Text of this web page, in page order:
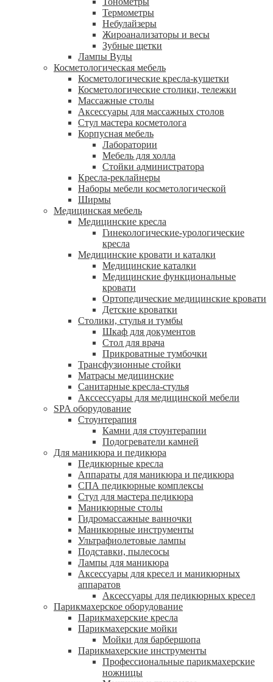
Термометры
Небулайзеры
Жироанализаторы и весы
Зубные щетки
Лампы Вуды
Косметологическая мебель
Косметологические кресла-кушетки
Косметологические столики, тележки
Массажные столы
Аксессуары для массажных столов
Стул мастера косметолога
Корпусная мебель
Лаборатории
Мебель для холла
Стойки администратора
Кресла-реклайнеры
Наборы мебели косметологической
Ширмы
Медицинская мебель
Медицинские кресла
Гинекологические-урологические
кресла
Медицинские кровати и каталки
Медицинские каталки
Медицинские функциональные
кровати
Ортопедические медицинские кровати
Детские кроватки
Столики, стулья и тумбы
Шкаф для документов
Стол для врача
Прикроватные тумбочки
Трансфузионные стойки
Матрасы медицинские
Санитарные кресла-стулья
Акссессуары для медицинской мебели
SPA оборудование
Стоунтерапия
Камни для стоунтерапии
Подогреватели камней
Для маникюра и педикюра
Педикюрные кресла
Аппараты для маникюра и педикюра
СПА педикюрные комплексы
Стул для мастера педикюра
Маникюрные столы
Гидромассажные ванночки
Маникюрные инструменты
Ультрафиолетовые лампы
Подставки, пылесосы
Лампы для маникюра
Аксессуары для кресел и маникюрных
аппаратов
Аксессуары для педикюрных кресел
Парикмахерское оборудование
Парикмахерские кресла
Парикмахерские мойки
Мойки для барбершопа
Парикмахерские инструменты
Профессиональные парикмахерские
ножницы